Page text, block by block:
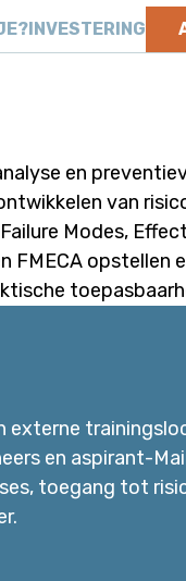
INVESTERING
en
van
Modes,
FMECA opstellen
externe
en aspirant-
toegang tot